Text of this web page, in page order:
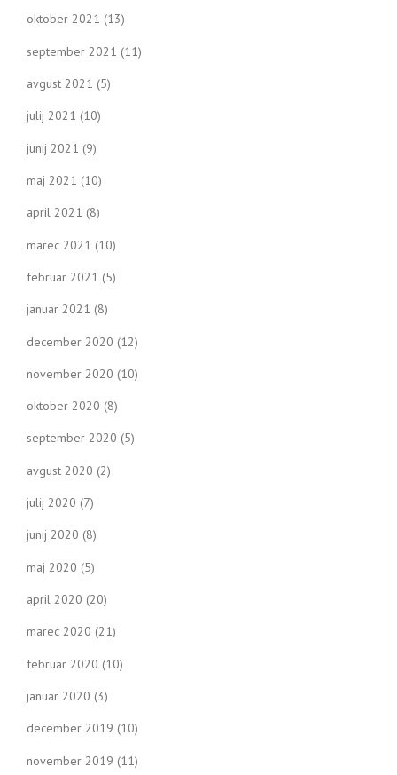
oktober 2021 (13)
september 2021 (11)
avgust 2021 (5)
julij 2021 (10)
junij 2021 (9)
maj 2021 (10)
april 2021 (8)
marec 2021 (10)
februar 2021 (5)
januar 2021 (8)
december 2020 (12)
november 2020 (10)
oktober 2020 (8)
september 2020 (5)
avgust 2020 (2)
julij 2020 (7)
junij 2020 (8)
maj 2020 (5)
april 2020 (20)
marec 2020 (21)
februar 2020 (10)
januar 2020 (3)
december 2019 (10)
november 2019 (11)